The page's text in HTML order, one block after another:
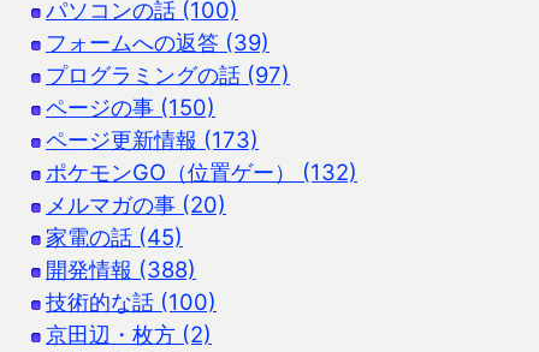
パソコンの話 (100)
フォームへの返答 (39)
プログラミングの話 (97)
ページの事 (150)
ページ更新情報 (173)
ポケモンGO（位置ゲー） (132)
メルマガの事 (20)
家電の話 (45)
開発情報 (388)
技術的な話 (100)
京田辺・枚方 (2)